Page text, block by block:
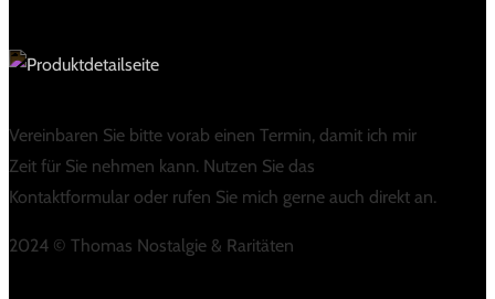
Vereinbaren Sie bitte vorab einen Termin, damit ich mir
Zeit für Sie nehmen kann. Nutzen Sie das
Kontaktformular oder rufen Sie mich gerne auch direkt an.
2024 © Thomas Nostalgie & Raritäten